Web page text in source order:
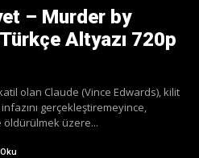
– Murder by
Altyazı 720p
olan Claude (Vince Edwards), kilit
infazını gerçekleştiremeyince,
öldürülmek üzere...